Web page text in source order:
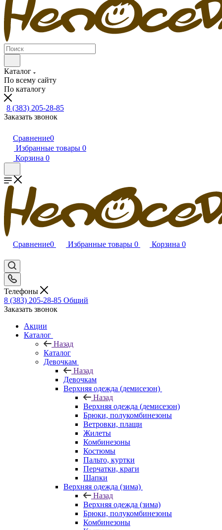
Каталог
По всему сайту
По каталогу
8 (383) 205-28-85
Заказать звонок
Сравнение0
Избранные товары 0
Корзина 0
Сравнение0 Избранные товары 0 Корзина 0
Телефоны
8 (383) 205-28-85 Общий
Заказать звонок
Акции
Каталог
Назад
Каталог
Девочкам
Назад
Девочкам
Верхняя одежда (демисезон)
Назад
Верхняя одежда (демисезон)
Брюки, полукомбинезоны
Ветровки, плащи
Жилеты
Комбинезоны
Костюмы
Пальто, куртки
Перчатки, краги
Шапки
Верхняя одежда (зима)
Назад
Верхняя одежда (зима)
Брюки, полукомбинезоны
Комбинезоны